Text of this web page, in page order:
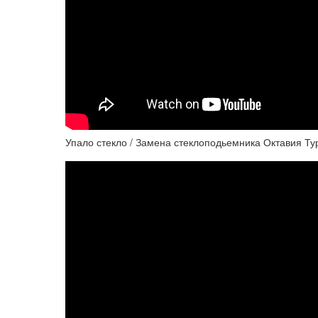
Упало стекло / Замена стеклоподьемника Октавия